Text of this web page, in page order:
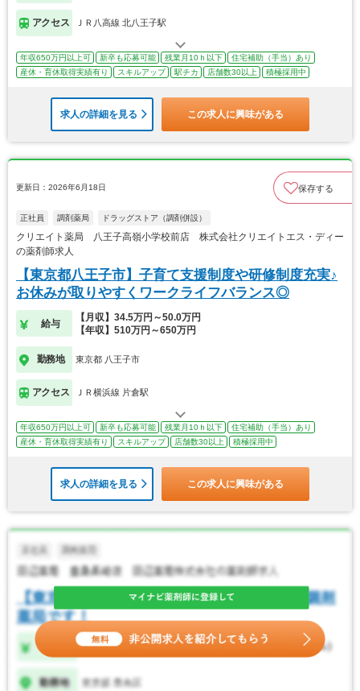
アクセス ＪＲ八高線 北八王子駅
年収650万円以上可 新卒も応募可能 残業月10ｈ以下
住宅補助（手当）あり
産休・育休取得実績有り
スキルアップ 駅チカ 店舗数30以上 積極採用中
求人の詳細を見る この求人に興味がある
更新日：2026年6月18日 保存する
正社員 調剤薬局 ドラッグストア（調剤併設）
クリエイト薬局 八王子高嶺小学校前店 株式会社クリエイトエス・ディー
の薬剤師求人
【東京都八王子市】子育て支援制度や研修制度充実♪
お休みが取りやすくワークライフバランス◎
給与
【月収】34.5万円～50.0万円
【年収】510万円～650万円
勤務地 東京都 八王子市
アクセス ＪＲ横浜線 片倉駅
年収650万円以上可 新卒も応募可能 残業月10ｈ以下
住宅補助（手当）あり
産休・育休取得実績有り
スキルアップ 店舗数30以上 積極採用中
求人の詳細を見る この求人に興味がある